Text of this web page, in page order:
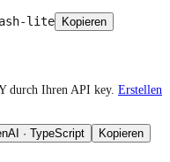
lite Kopieren
durch Ihren API key. Erstellen
· TypeScript Kopieren